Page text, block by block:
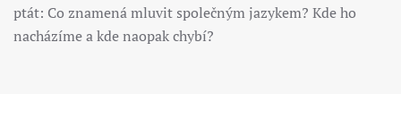
ptát: Co znamená mluvit společným jazykem? Kde ho
nacházíme a kde naopak chybí?